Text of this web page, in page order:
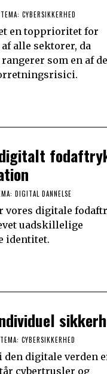
TEMA: CYBERSIKKERHED
en topprioritet for
alle sektorer, da
som en af de
DIGITAL DANNELSE
vores digitale
uadskillelige
identitet.
TEMA: CYBERSIKKERHED
digitale verden
cybertrusler og